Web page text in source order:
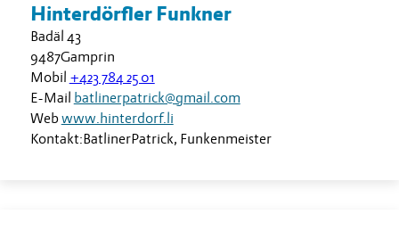
Hinterdörfler Funkner
Badäl 43
9487Gamprin
Mobil +423 784 25 01
E-Mail batlinerpatrick@gmail.com
Webwww.hinterdorf.li
Kontakt:BatlinerPatrick, Funkenmeister